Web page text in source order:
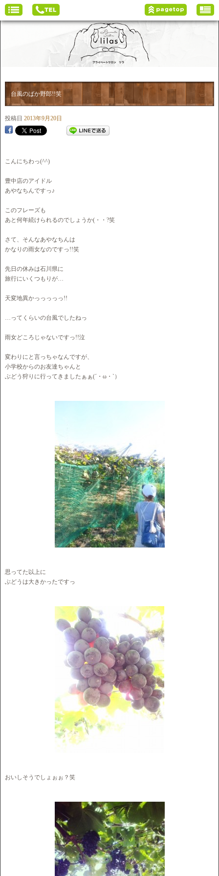
台風のばか野郎!!笑
投稿日 2013年9月20日
こんにちわっ(^^)
豊中店のアイドル
あやなちんですっ♪
このフレーズも
あと何年続けられるのでしょうか(・・?笑
さて、そんなあやなちんは
かなりの雨女なのですっ!!笑
先日の休みは石川県に
旅行にいくつもりが…
天変地異かっっっっっ!!
…ってくらいの台風でしたねっ
雨女どころじゃないですっ!!泣
変わりにと言っちゃなんですが、
小学校からのお友達ちゃんと
ぶどう狩りに行ってきましたぁぁ(´・ω・`）
思ってた以上に
ぶどうは大きかったですっ
おいしそうでしょぉぉ？笑